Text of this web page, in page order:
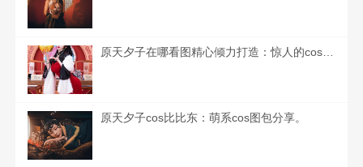
原天夕子cos比比东：萌系cos图包分享。